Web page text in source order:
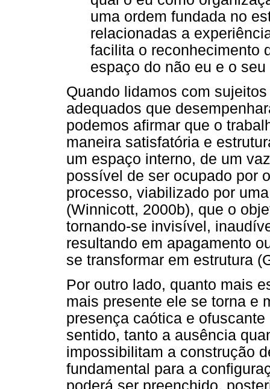
uma ordem fundada no
relacionadas a
facilita o reconhecimento
espaço do não eu e o
Quando lidamos com
adequados que
podemos afirmar que o
maneira satisfatória e
um espaço interno, de um
possível de ser ocupado por
processo, viabilizado por
(Winnicott, 2000b), que o
tornando-se invisível,
resultando em apagamento
se transformar em estrutura
Por outro lado, quanto mais
mais presente ele se torna e
presença caótica e
sentido, tanto a ausência
impossibilitam a construção
fundamental para a